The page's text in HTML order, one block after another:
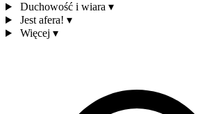
Duchowość i wiara ▾
Jest afera! ▾
Więcej ▾